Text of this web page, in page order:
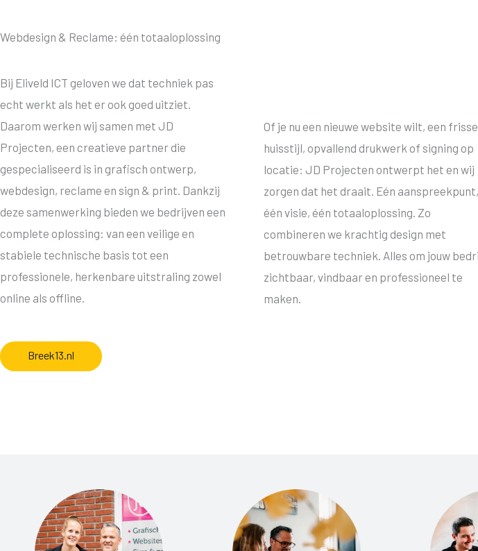
Webdesign & Reclame: één totaaloplossing
Bij Eliveld ICT geloven we dat techniek pas
echt werkt als het er ook goed uitziet.
Daarom werken wij samen met JD
Projecten, een creatieve partner die
gespecialiseerd is in grafisch ontwerp,
webdesign, reclame en sign & print. Dankzij
deze samenwerking bieden we bedrijven een
complete oplossing: van een veilige en
stabiele technische basis tot een
professionele, herkenbare uitstraling zowel
online als offline.
Breek13.nl
Of je nu een nieuwe website wilt, een frisse
huisstijl, opvallend drukwerk of signing op
locatie: JD Projecten ontwerpt het en wij
zorgen dat het draait. Eén aanspreekpunt,
één visie, één totaaloplossing. Zo
combineren we krachtig design met
betrouwbare techniek. Alles om jouw
zichtbaar, vindbaar en professioneel te
maken.